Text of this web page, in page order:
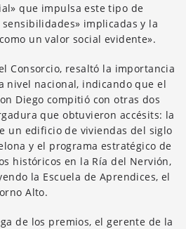
que impulsa este tipo de
implicadas y la
un valor social evidente».
Consorcio, resaltó la importancia
nivel nacional, indicando que el
Diego compitió con otras dos
que obtuvieron accésits: la
un edificio de viviendas del siglo
y el programa estratégico de
históricos en la Ría del Nervión,
la Escuela de Aprendices, el
Alto.
de los premios, el gerente de la